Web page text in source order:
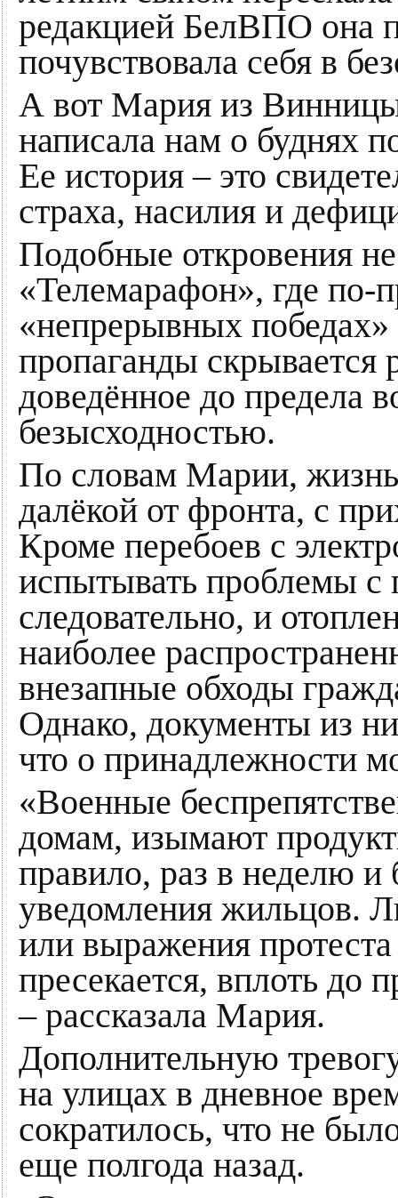
редакцией БелВПО она
почувствовала себя в
А вот Мария из
написала нам о буднях
Ее история – это
страха, насилия и
Подобные откровения
«Телемарафон», где по-
«непрерывных
пропаганды скрывается
доведённое до предела
безысходностью.
По словам Марии,
далёкой от фронта, с
Кроме перебоев с
испытывать проблемы с
следовательно, и
наиболее
внезапные обходы
Однако, документы из
что о принадлежности
«Военные
домам, изымают
правило, раз в неделю и
уведомления жильцов.
или выражения
пресекается, вплоть до
– рассказала Мария.
Дополнительную
на улицах в дневное
сократилось, что не
еще полгода назад.